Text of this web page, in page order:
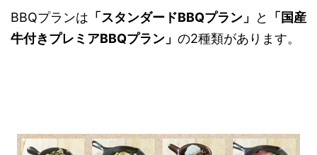
BBQプランは 「スタンダードBBQプラン」 と
「国産
牛付きプレミアBBQプラン」 の2種類があります。